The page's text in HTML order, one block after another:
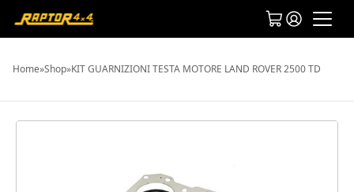
Home»Shop»KIT GUARNIZIONI TESTA MOTORE LAND ROVER 2500 TD